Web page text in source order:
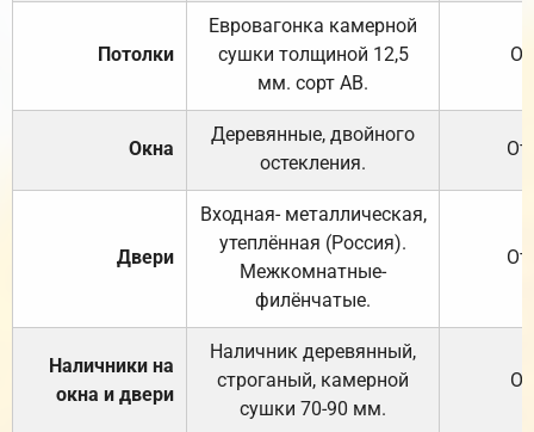
Потолки
Евровагонка камерной
сушки толщиной 12,5
мм. сорт АВ.
Окна
Деревянные, двойного
остекления.
Двери
Входная- металлическая,
утеплённая (Россия).
Межкомнатные-
филёнчатые.
Наличники на
окна и двери
Наличник деревянный,
строганый, камерной
сушки 70-90 мм.